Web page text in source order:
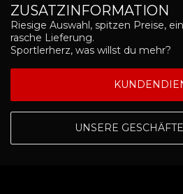
ZUSATZINFORMATION
Riesige Auswahl, spitzen Preise,
rasche Lieferung.
Sportlerherz, was willst du mehr?
UNSERE